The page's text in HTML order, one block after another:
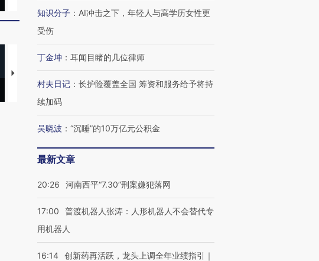
【推广】走进第四届链博
会，让数智科技“链”接产
【特别呈现】寻找100种
【商旅对话】华住集团
CFO：不靠规模取胜，华
知识分子 ： AI冲击之下，年轻人与高学历女性更
受伤
丁金坤 ： 耳闻目睹的几位律师
村夫日记 ： 长护险覆盖全国 筹资和服务给予将持
续加码
吴晓波 ： “沉睡”的10万亿元公积金
最新文章
20:26 河南西平“7.30”刑案嫌犯落网
17:00
普渡机器人张涛：人形机器人不会替代专
用机器人
16:14 创新药再活跃，龙头上调全年业绩指引｜